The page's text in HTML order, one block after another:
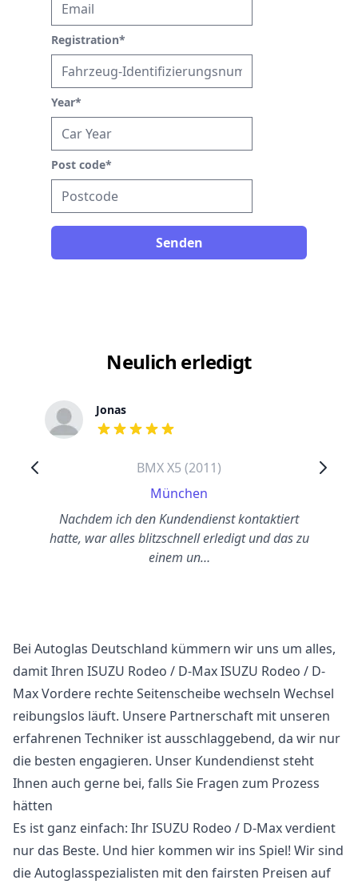
Registration*
Year*
Post code*
Senden
Neulich erledigt
Jonas
out of 5 stars
BMX X5 (2011)
München
Nachdem ich den Kundendienst kontaktiert
hatte, war alles blitzschnell erledigt und das zu
einem un…
Bei Autoglas Deutschland kümmern wir uns um alles,
damit Ihren ISUZU Rodeo / D-Max ISUZU Rodeo / D-
Max Vordere rechte Seitenscheibe wechseln Wechsel
reibungslos läuft. Unsere Partnerschaft mit unseren
erfahrenen Techniker ist ausschlaggebend, da wir nur
die besten engagieren. Unser Kundendienst steht
Ihnen auch gerne bei, falls Sie Fragen zum Prozess
hätten
Es ist ganz einfach: Ihr ISUZU Rodeo / D-Max verdient
nur das Beste. Und hier kommen wir ins Spiel! Wir sind
die Autoglasspezialisten mit den fairsten Preisen auf